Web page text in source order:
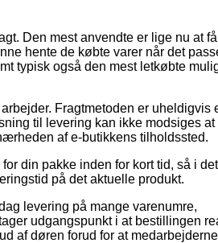
Den mest anvendte er lige nu at
hente de købte varer når det
typisk også den mest letkøbte
Fragtmetoden er uheldigvis
til levering kan ikke modsiges
af e-butikkens tilholdssted.
din pakke inden for kort tid, så i det
på det aktuelle produkt.
levering på mange varenumre,
udgangspunkt i at bestillingen
af døren forud for at